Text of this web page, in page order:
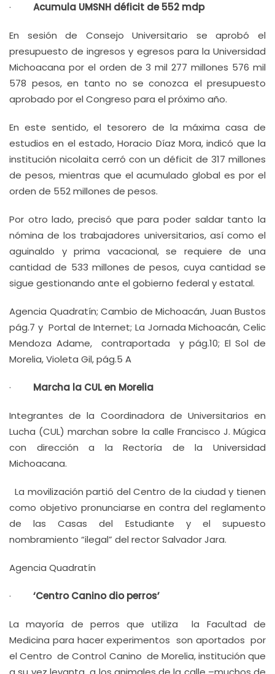
· Acumula UMSNH déficit de 552 mdp
En sesión de Consejo Universitario se aprobó el
presupuesto de ingresos y egresos para la Universidad
Michoacana por el orden de 3 mil 277 millones 576 mil
578 pesos, en tanto no se conozca el presupuesto
aprobado por el Congreso para el próximo año.
En este sentido, el tesorero de la máxima casa de
estudios en el estado, Horacio Díaz Mora, indicó que la
institución nicolaita cerró con un déficit de 317 millones
de pesos, mientras que el acumulado global es por el
orden de 552 millones de pesos.
Por otro lado, precisó que para poder saldar tanto la
nómina de los trabajadores universitarios, así como el
aguinaldo y prima vacacional, se requiere de una
cantidad de 533 millones de pesos, cuya cantidad se
sigue gestionando ante el gobierno federal y estatal.
Agencia Quadratín; Cambio de Michoacán, Juan Bustos
pág.7 y Portal de Internet; La Jornada Michoacán, Celic
Mendoza Adame, contraportada y pág.10; El Sol de
Morelia, Violeta Gil, pág.5 A
· Marcha la CUL en Morelia
Integrantes de la Coordinadora de Universitarios en
Lucha (CUL) marchan sobre la calle Francisco J. Múgica
con dirección a la Rectoría de la Universidad
Michoacana.
La movilización partió del Centro de la ciudad y tienen
como objetivo pronunciarse en contra del reglamento
de las Casas del Estudiante y el supuesto
nombramiento “ilegal” del rector Salvador Jara.
Agencia Quadratín
· ‘Centro Canino dio perros’
La mayoría de perros que utiliza la Facultad de
Medicina para hacer experimentos son aportados por
el Centro de Control Canino de Morelia, institución que